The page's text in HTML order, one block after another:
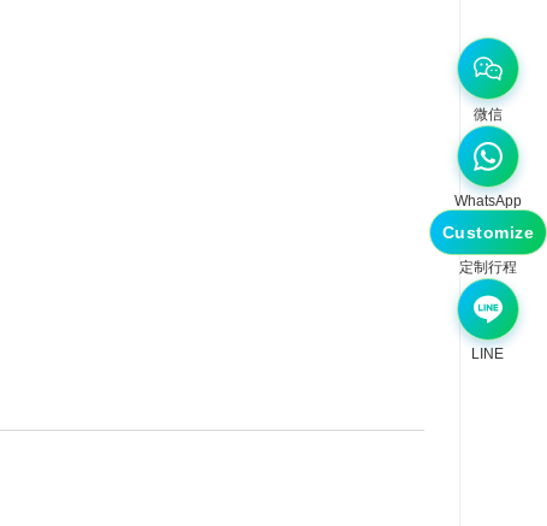
微信
WhatsApp
Customize
定制行程
LINE